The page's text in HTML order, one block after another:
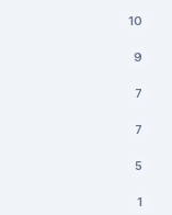
10
9
7
7
5
1